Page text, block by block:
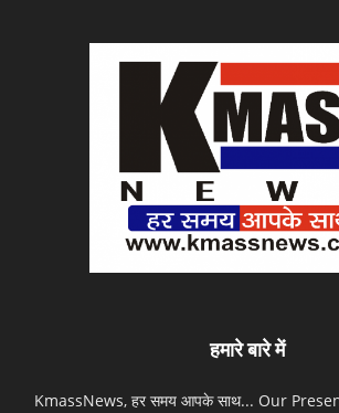
हमारे बारे में
KmassNews, हर समय आपके साथ... Our